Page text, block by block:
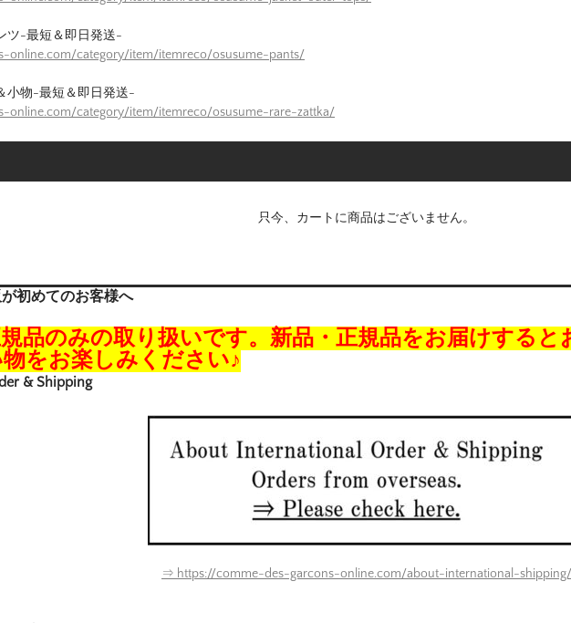
ツ-最短＆即日発送-
online.com/category/item/itemreco/osusume-pants/
小物-最短＆即日発送-
online.com/category/item/itemreco/osusume-rare-zattka/
只今、カートに商品はございません。
初めてのお客様へ
品のみの取り扱いです。新品・正規品をお届けすると
をお楽しみください♪
& Shipping
⇒ https://comme-des-garcons-online.com/about-international-shipping/